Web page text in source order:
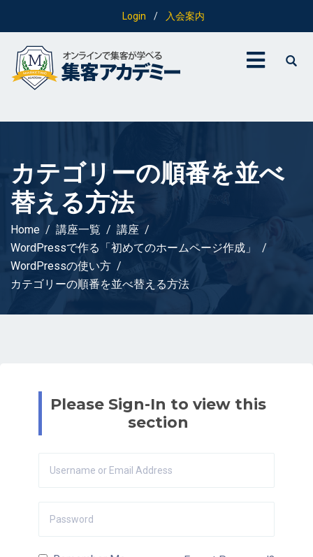
Login / 入会案内
カテゴリーの順番を並べ
替える方法
Home 講座一覧
講座
WordPressで作る「初めてのホームページ作成」
WordPressの使い方
カテゴリーの順番を並べ替える方法
Please Sign-In to view this
section